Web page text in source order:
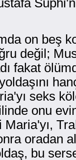
on beş
değil;
fakat
seks
onu
oradan
bu